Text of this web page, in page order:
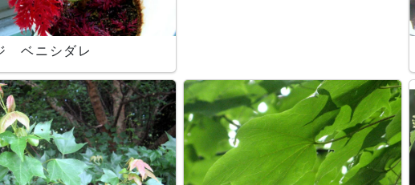
ベニシダレ